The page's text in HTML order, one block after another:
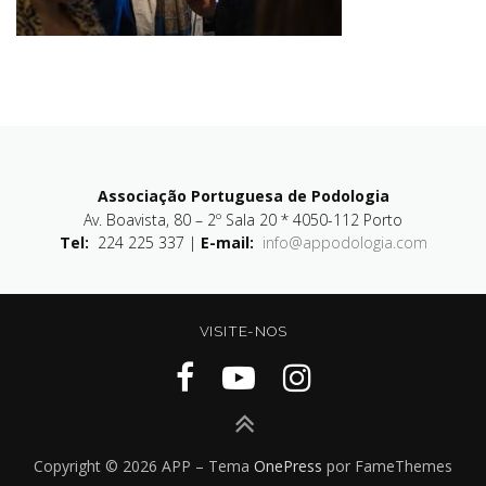
Associação Portuguesa de Podologia
Av. Boavista, 80 – 2º Sala 20 * 4050-112 Porto
Tel: 224 225 337 | E-mail: info@appodologia.com
VISITE-NOS
Copyright © 2026 APP – Tema OnePress por FameThemes